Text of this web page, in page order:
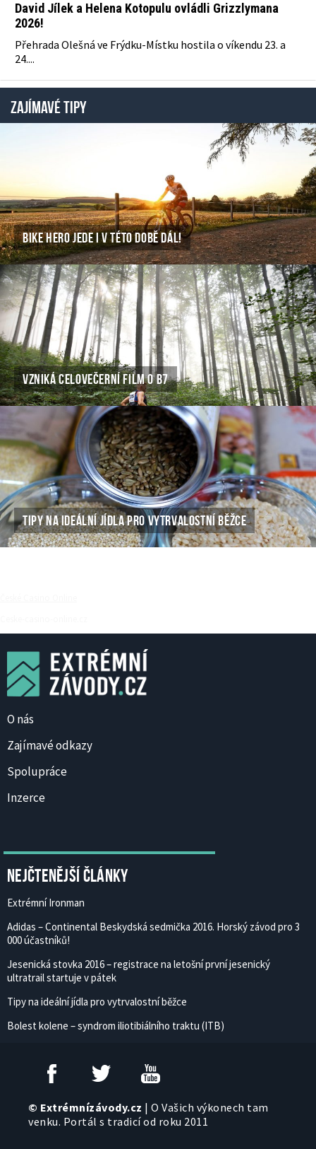
David Jílek a Helena Kotopulu ovládli Grizzlymana
2026!
Přehrada Olešná ve Frýdku-Místku hostila o víkendu 23. a
24....
ZAJÍMAVÉ TIPY
BIKE HERO JEDE I V TÉTO DOBĚ DÁL!
VZNIKÁ CELOVEČERNÍ FILM O B7
TIPY NA IDEÁLNÍ JÍDLA PRO VYTRVALOSTNÍ BĚŽCE
O nás
Zajímavé odkazy
Spolupráce
Inzerce
Nejčtenější články
Extrémní Ironman
Adidas – Continental Beskydská sedmička 2016. Horský závod pro 3
000 účastníků!
Jesenická stovka 2016 – registrace na letošní první jesenický
ultratrail startuje v pátek
Tipy na ideální jídla pro vytrvalostní běžce
Bolest kolene – syndrom iliotibiálního traktu (ITB)
© Extrémnízávody.cz | O Vašich výkonech tam
venku. Portál s tradicí od roku 2011